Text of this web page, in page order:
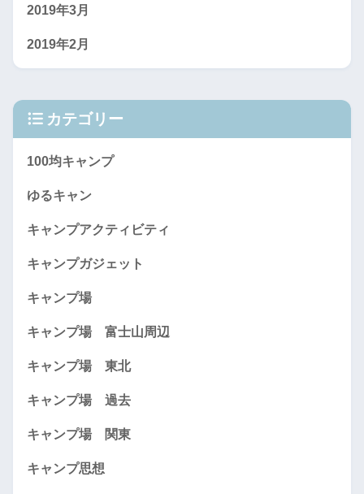
2019年3月
2019年2月
カテゴリー
100均キャンプ
ゆるキャン
キャンプアクティビティ
キャンプガジェット
キャンプ場
キャンプ場 富士山周辺
キャンプ場 東北
キャンプ場 過去
キャンプ場 関東
キャンプ思想